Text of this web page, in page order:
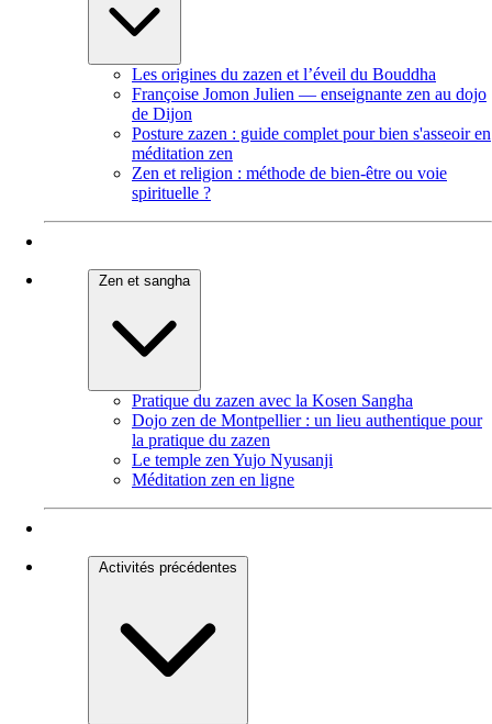
Les origines du zazen et l’éveil du Bouddha
Françoise Jomon Julien — enseignante zen au dojo
de Dijon
Posture zazen : guide complet pour bien s'asseoir en
méditation zen
Zen et religion : méthode de bien-être ou voie
spirituelle ?
Zen et sangha
Pratique du zazen avec la Kosen Sangha
Dojo zen de Montpellier : un lieu authentique pour
la pratique du zazen
Le temple zen Yujo Nyusanji
Méditation zen en ligne
Activités précédentes